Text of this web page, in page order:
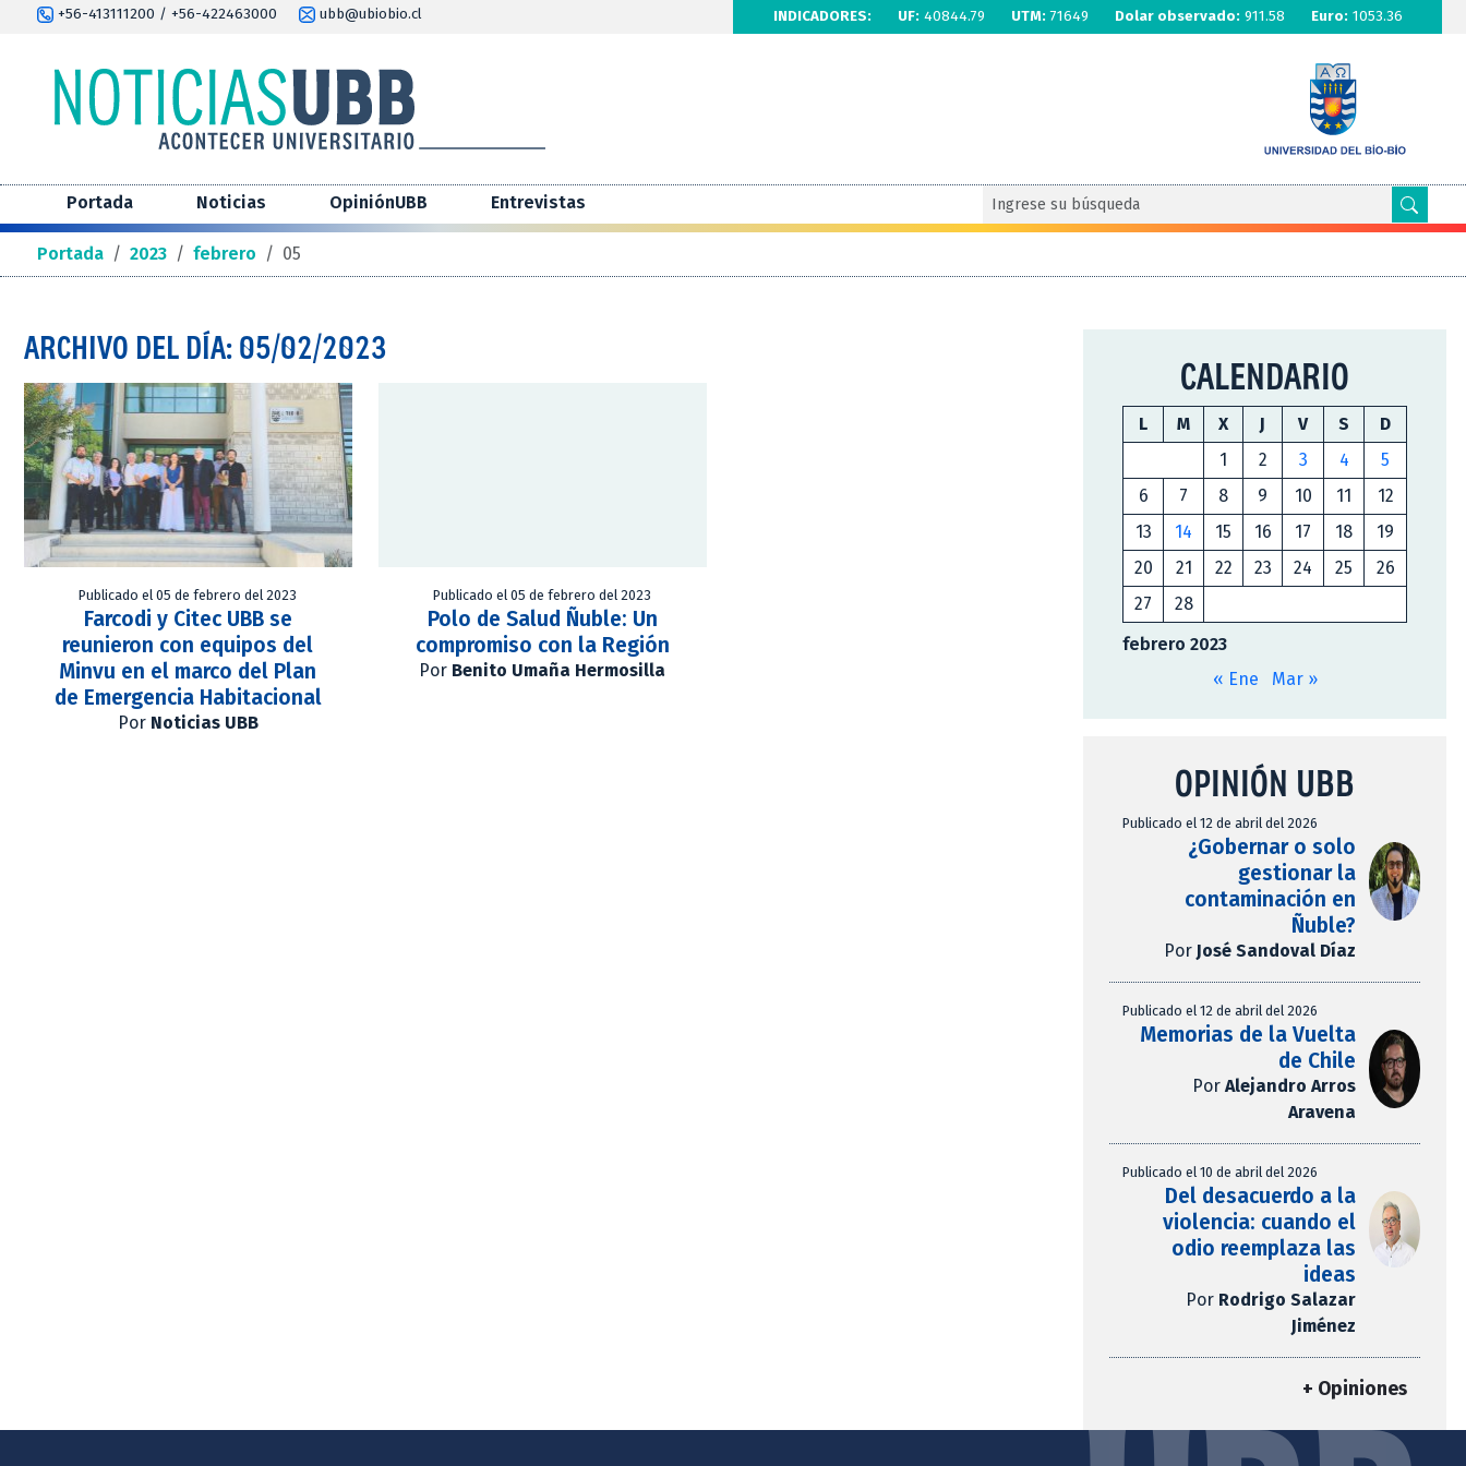
+56-413111200 / +56-422463000 ubb@ubiobio.cl INDICADORES: UF: 40844.79 UTM: 71649 Dolar observado: 911.58 Euro: 1053.36
Portada Noticias OpiniónUBB Entrevistas
Portada / 2023 / febrero / 05
ARCHIVO DEL DÍA: 05/02/2023
Publicado el 05 de febrero del 2023
Farcodi y Citec UBB se
reunieron con equipos del
Minvu en el marco del Plan
de Emergencia Habitacional
Por Noticias UBB
Publicado el 05 de febrero del 2023
Polo de Salud Ñuble: Un
compromiso con la Región
Por Benito Umaña Hermosilla
CALENDARIO
febrero 2023
L M X J V S
D
1
2 3 4
5
6
7 8 9 10 11
12
13
14 15 16 17 18
19
20
21 22 23 24 25
26
27
28
« Ene Mar »
OPINIÓN UBB
Publicado el 12 de abril del 2026
¿Gobernar o solo
gestionar la
contaminación en
Ñuble?
Por José Sandoval Díaz
Publicado el 12 de abril del 2026
Memorias de la Vuelta
de Chile
Por Alejandro Arros
Aravena
Publicado el 10 de abril del 2026
Del desacuerdo a la
violencia: cuando el
odio reemplaza las
ideas
Por Rodrigo Salazar
Jiménez
+ Opiniones